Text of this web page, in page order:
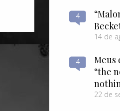
4
14 de
4
Meus
“the
22 de